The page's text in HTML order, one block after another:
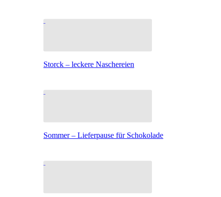
Storck – leckere Naschereien
Sommer – Lieferpause für Schokolade